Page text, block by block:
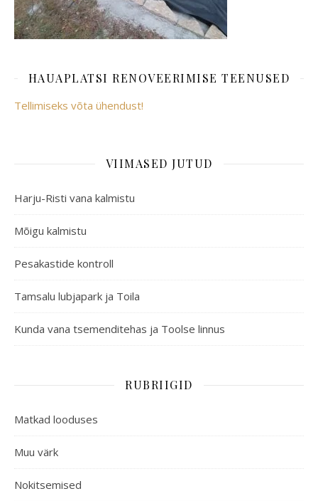
HAUAPLATSI RENOVEERIMISE TEENUSED
Tellimiseks võta ühendust!
VIIMASED JUTUD
Harju-Risti vana kalmistu
Mõigu kalmistu
Pesakastide kontroll
Tamsalu lubjapark ja Toila
Kunda vana tsemenditehas ja Toolse linnus
RUBRIIGID
Matkad looduses
Muu värk
Nokitsemised